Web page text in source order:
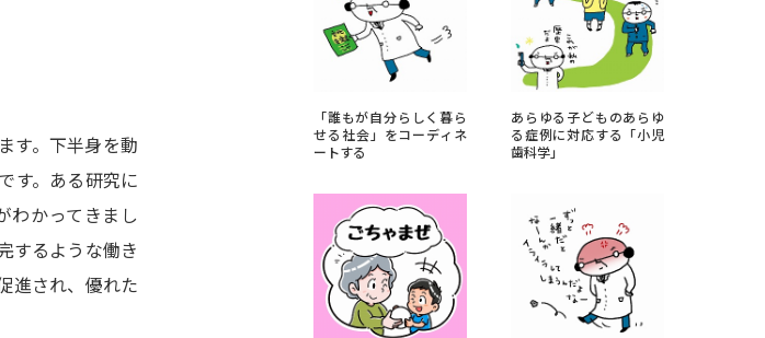
実施プログラムから探す
受験準備 資料検索
校・出願校を調べる
先輩が入学を決めた理由
す。下半身を動
す。ある研究に
わかってきまし
するような働き
進され、優れた
「誰もが自分らしく暮ら
せる社会」をコーディネ
ートする
あらゆる子どものあらゆ
る症例に対応する「小児
歯科学」